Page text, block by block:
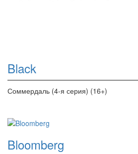
Black
Соммердаль (4-я серия) (16+)
Bloomberg